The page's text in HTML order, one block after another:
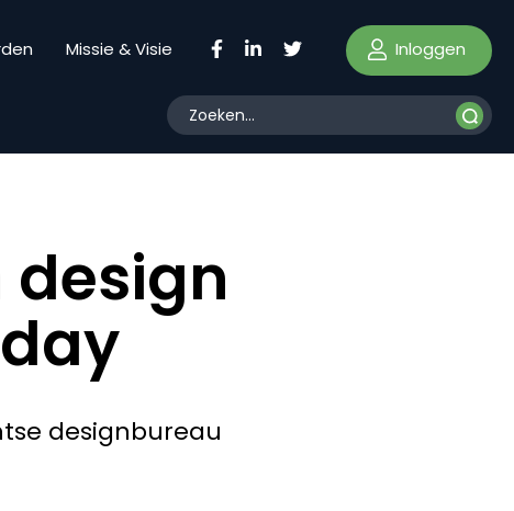
Missie & Visie Inloggen
design
designbureau